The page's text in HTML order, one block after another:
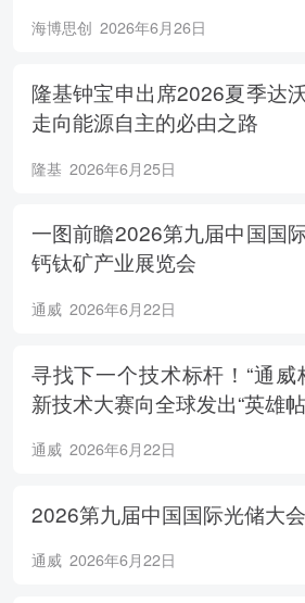
海博思创 2026年6月26日
隆基钟宝申出席2026夏季达
走向能源自主的必由之路
隆基 2026年6月25日
一图前瞻2026第九届中国国
钙钛矿产业展览会
通威 2026年6月22日
寻找下一个技术标杆！“通威
新技术大赛向全球发出“英雄
通威 2026年6月22日
2026第九届中国国际光储大
通威 2026年6月22日